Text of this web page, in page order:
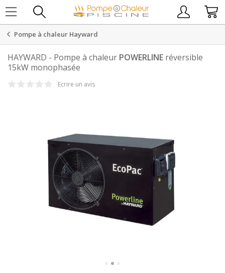
Pompe à chaleur Hayward
HAYWARD - Pompe à chaleur POWERLINE réversible
15kW monophasée
Ecrire un avis